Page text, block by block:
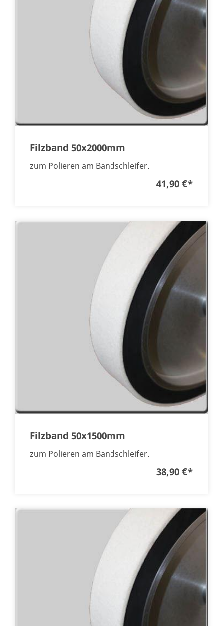
Filzband 50x2000mm
zum Polieren am Bandschleifer.
41,90 €*
Filzband 50x1500mm
zum Polieren am Bandschleifer.
38,90 €*